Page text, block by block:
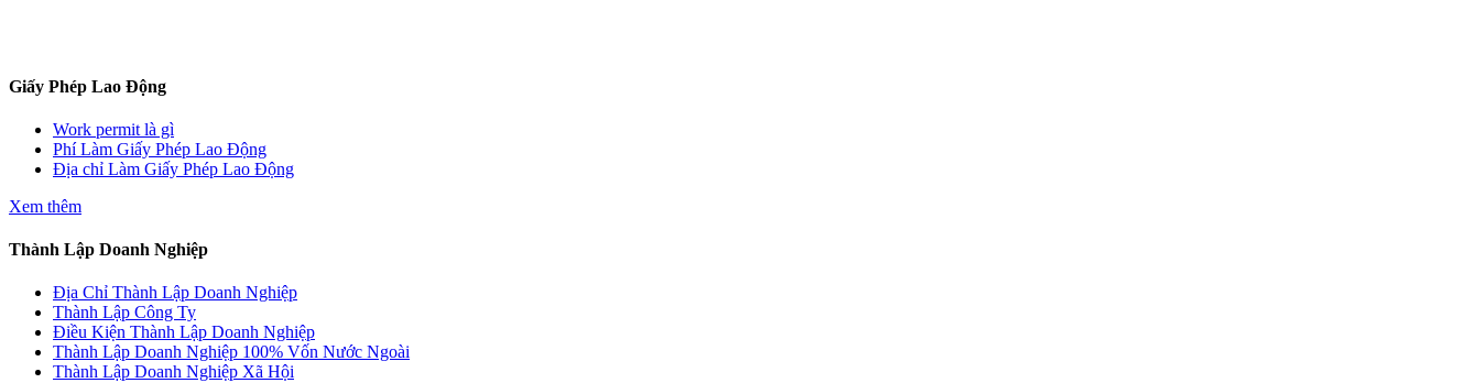
Giấy Phép Lao Động
Work permit là gì
Phí Làm Giấy Phép Lao Động
Địa chỉ Làm Giấy Phép Lao Động
Xem thêm
Thành Lập Doanh Nghiệp
Địa Chỉ Thành Lập Doanh Nghiệp
Thành Lập Công Ty
Điều Kiện Thành Lập Doanh Nghiệp
Thành Lập Doanh Nghiệp 100% Vốn Nước Ngoài
Thành Lập Doanh Nghiệp Xã Hội